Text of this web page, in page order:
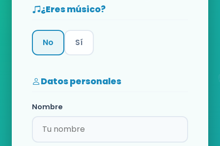
¿Eres músico?
No Sí
Datos personales
Nombre